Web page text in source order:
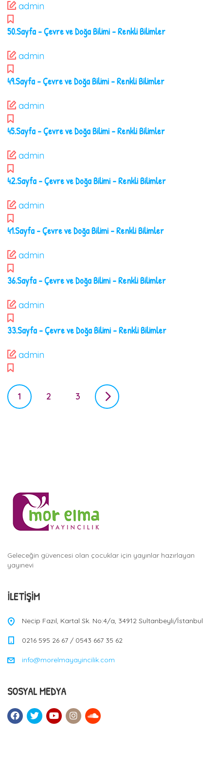
admin
50.Sayfa – Çevre ve Doğa Bilimi – Renkli Bilimler
admin
49.Sayfa – Çevre ve Doğa Bilimi – Renkli Bilimler
admin
45.Sayfa – Çevre ve Doğa Bilimi – Renkli Bilimler
admin
42.Sayfa – Çevre ve Doğa Bilimi – Renkli Bilimler
admin
41.Sayfa – Çevre ve Doğa Bilimi – Renkli Bilimler
admin
36.Sayfa – Çevre ve Doğa Bilimi – Renkli Bilimler
admin
33.Sayfa – Çevre ve Doğa Bilimi – Renkli Bilimler
admin
P
o
a
t
o
n
1 2 3
Geleceğin güvencesi olan çocuklar için yayınlar hazırlayan
yayınevi
İLETIŞIM
Necip Fazıl, Kartal Sk. No:4/a, 34912 Sultanbeyli/İstanbul
0216 595 26 67 / 0543 667 35 62
info@morelmayayincilik.com
SOSYAL MEDYA